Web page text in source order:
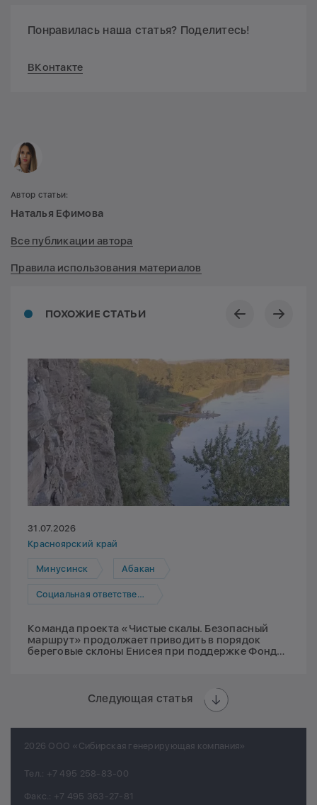
Понравилась наша статья? Поделитесь!
ВКонтакте
ПОХОЖИЕ СТАТЬИ
31.07.2026
Красноярский край
Минусинск Абакан
Социальная ответственность
Команда проекта «Чистые скалы. Безопасный
маршрут» продолжает приводить в порядок
береговые склоны Енисея при поддержке Фонда
Следующая статья
Автор статьи:
Наталья Ефимова
Все публикации автора
Правила использования материалов
2026 ООО «Сибирская генерирующая компания»
Тел.: +7 495 258-83-00
Факс.: +7 495 363-27-81